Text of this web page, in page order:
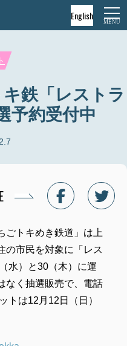
English
鉄「レストラ
予約受付中
ごトキめき鉄道」は上
の市民を対象に「レス
水）と30（木）に運
なく抽選販売で、電話
トは12月12日（日）